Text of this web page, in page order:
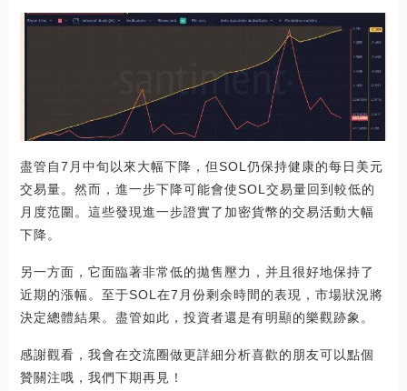
盡管自7月中旬以來大幅下降，但SOL仍保持健康的每日美元
交易量。然而，進一步下降可能會使SOL交易量回到較低的
月度范圍。這些發現進一步證實了加密貨幣的交易活動大幅
下降。
另一方面，它面臨著非常低的拋售壓力，并且很好地保持了
近期的漲幅。至于SOL在7月份剩余時間的表現，市場狀況將
決定總體結果。盡管如此，投資者還是有明顯的樂觀跡象。
感謝觀看，我會在交流圈做更詳細分析喜歡的朋友可以點個
贊關注哦，我們下期再見！